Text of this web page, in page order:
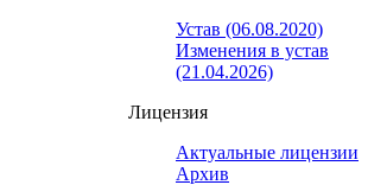
Устав (06.08.2020)
Изменения в устав
(21.04.2026)
Лицензия
Актуальные лицензии
Архив